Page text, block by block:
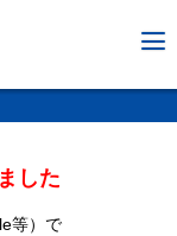
した
等）で